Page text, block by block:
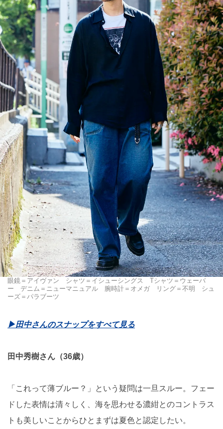
眼鏡＝アイヴァン シャツ＝イシューシングス Tシャツ＝ウェーバ
ー デニム＝ニューマニュアル 腕時計＝オメガ リング＝不明 シュ
ーズ＝パラブーツ
▶︎田中さんのスナップをすべて見る
田中秀樹さん（36歳）
「これって薄ブルー？」という疑問は一旦スルー。フェー
ドした表情は清々しく、海を思わせる濃紺とのコントラス
トも美しいことからひとまずは夏色と認定したい。